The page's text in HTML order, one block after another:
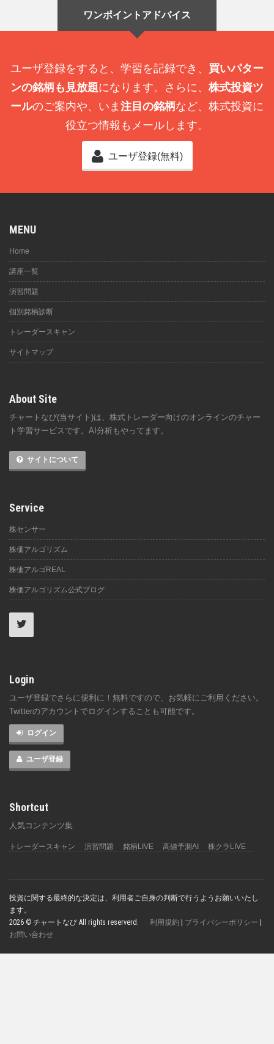
ワンポイントアドバイス
ユーザ登録をすると、学習を記録でき、 買いパター
ンの銘柄も見放題になります。さらに、 株式投資ツ
ールのご案内や、いま 注目の銘柄など、株式投資に
役立つ情報もメールします。
ユーザ登録(無料)
MENU
Home
講座一覧
演習問題
個別銘柄診断
トレーダースキャン
サイトマップ
About Site
チャートなび(当サイト)は、株式トレーダー向けのオンラインのチャー
ト学習サービスです。AI分析もやってます。
サイトについて
Service
株センサー
株価アルゴリズム
株価アルゴREAL
株価アルゴリズム公式ブログ
Login
ユーザ登録でさらに便利に！無料ですので、お気軽にご利用ください。
Twitterのアカウントでログインすることも可能です。
ログイン
ユーザ登録
Shortcut
人気コンテンツ集
トレーダースキャン 演習問題 銘柄LIVE 高値予測AI 株クラLIVE
投資に関する最終的な決定は、利用者ご自身の判断で行うようお願いいたし
ます。
2026 © チャートなび All rights reserverd. 利用規約 プライバシーポリシー
お問い合わせ